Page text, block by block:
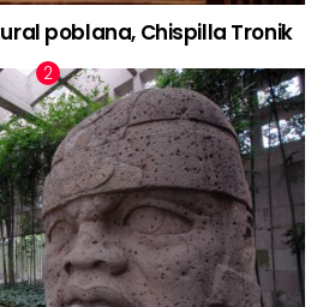
poblana, Chispilla Tronik